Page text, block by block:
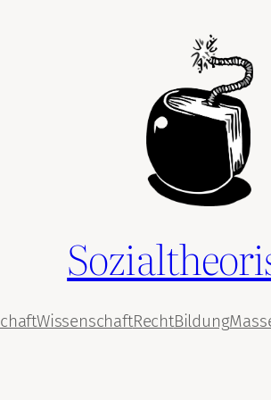
WissenschaftRechtBildung